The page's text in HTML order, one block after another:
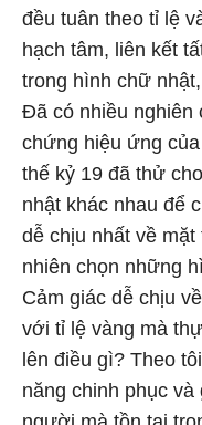
đều tuân theo tỉ lệ
hạch tâm, liên kết
trong hình chữ
Đã có nhiều nghiên
chứng hiệu ứng
thế kỷ 19 đã thử
nhật khác nhau để
dễ chịu nhất về
nhiên chọn những
Cảm giác dễ chịu
với tỉ lệ vàng mà
lên điều gì? Theo
năng chinh phục